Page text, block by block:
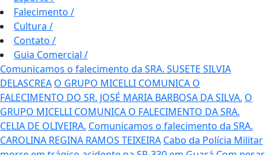
Falecimento /
Cultura /
Contato /
Guia Comercial /
Comunicamos o falecimento da SRA. SUSETE SILVIA
DELASCREA O GRUPO MICELLI COMUNICA O
FALECIMENTO DO SR. JOSÉ MARIA BARBOSA DA SILVA. O
GRUPO MICELLI COMUNICA O FALECIMENTO DA SRA.
CELIA DE OLIVEIRA. Comunicamos o falecimento da SRA.
CAROLINA REGINA RAMOS TEIXEIRA Cabo da Polícia Militar